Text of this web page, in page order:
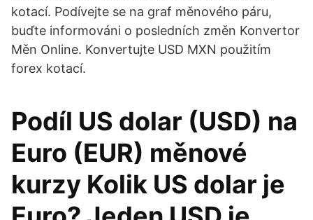
kotací. Podívejte se na graf měnového páru,
buďte informováni o posledních změn Konvertor
Měn Online. Konvertujte USD MXN použitím
forex kotací.
Podíl US dolar (USD) na
Euro (EUR) měnové
kurzy Kolik US dolar je